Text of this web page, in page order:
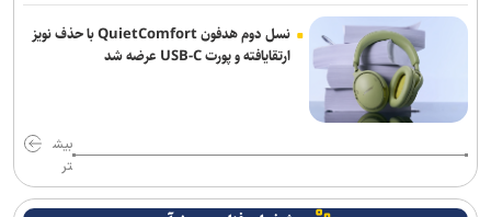
نسل دوم هدفون QuietComfort با حذف نویز
ارتقایافته و پورت USB-C عرضه شد
بیش
تر